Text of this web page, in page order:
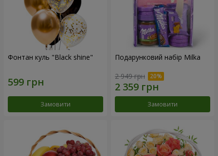
Фонтан куль "Black shine"
Замовити
Подарунковий набір Milka
2 949 грн
Замовити